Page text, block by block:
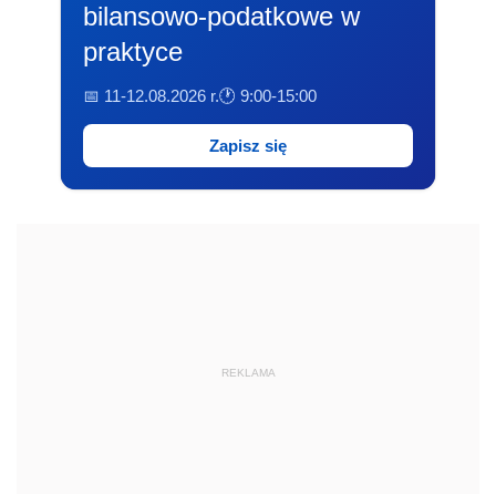
bilansowo-podatkowe w
praktyce
📅 11-12.08.2026 r.🕐 9:00-15:00
Zapisz się
REKLAMA